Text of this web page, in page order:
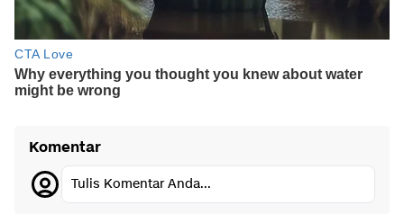
Komentar
Tulis Komentar Anda...